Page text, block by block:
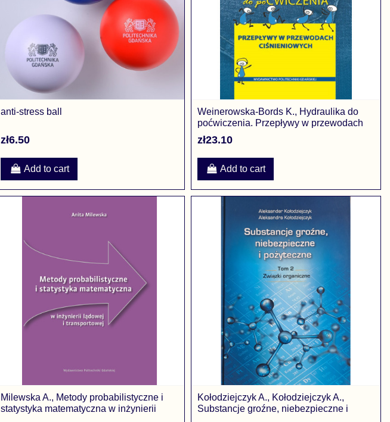
anti-stress ball
zł6.50
Add to cart
Weinerowska-Bords K., Hydraulika do
poćwiczenia. Przepływy w przewodach
ciśnieniowych
zł23.10
Add to cart
Milewska A., Metody probabilistyczne i
statystyka matematyczna w inżynierii
Kołodziejczyk A., Kołodziejczyk A.,
Substancje groźne, niebezpieczne i